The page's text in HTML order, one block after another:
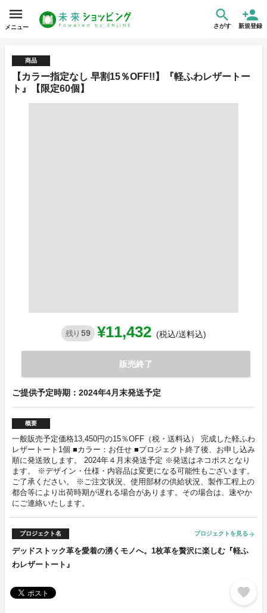
メニュー さがす 新規登録
商品
【カラー指定なし 早割15％OFF!!】『軽ふわレザートー
ト』【限定60個】
残り 59 ¥11,432 (税込/送料込)
販売終了
ご提供予定時期：2024年4月末発送予定
概要
一般販売予定価格13,450円の15％OFF（税・送料込） 完成した軽ふわ
レザートート1個 ■カラー：お任せ ■プロジェクト終了後、お申し込み
順に発送致します。 2024年４月末発送予定 ※発送はネコポスとなり
ます。 ※デザイン・仕様・内容品は変更になる可能性もございます。
ご了承ください。 ※ご注文状況、使用部材の供給状況、製作工程上の
都合等により出荷時期が遅れる場合があります。その場合は、速やか
にご連絡いたします。
プロジェクト名 プロジェクトを見る arrow_forward
デッドストック革を愛着の湧くモノへ。1枚革を贅沢に楽しむ『軽ふ
わレザートート』
favorite